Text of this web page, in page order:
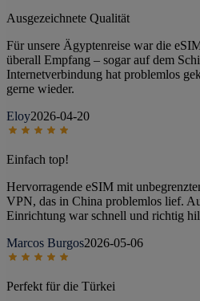
Ausgezeichnete Qualität
Für unsere Ägyptenreise war die
überall Empfang – sogar auf dem
Internetverbindung hat problemlos
gerne wieder.
Eloy2026-04-20
Einfach top!
Hervorragende eSIM mit
VPN, das in China problemlos lief.
Einrichtung war schnell und richtig
Marcos Burgos2026-05-06
Perfekt für die Türkei